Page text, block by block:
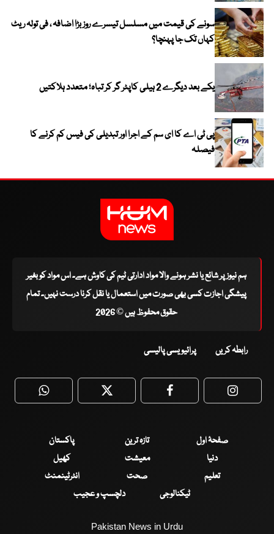
سونے کی قیمت میں مسلسل تیسرے روز بڑا اضافہ ، فی تولہ ریٹ
کہاں تک جا پہنچا؟
یکے بعد دیگرے 2 ہیلی کاپٹر گر کر تباہ؛ متعدد ہلاکتیں
پی ٹی اے کا ای سم کے اجرا اور تبدیلی کی فیس کم کرنے کا
فیصلہ
ہم نیوز پر شائع یا نشر ہونے والا مواد ادارتی ٹیم کی کاوش ہے۔ اس مواد کو بغیر
پیشگی اجازت کسی بھی صورت میں استعمال یا نقل کرنا درست نہیں۔ تمام
حقوق محفوظ ہیں © 2026
رابطہ کریں پرائیویسی پالیسی
WhatsApp Twitter Facebook
صفحۂ اول تازہ ترین
پاکستان
دنیا
معیشت
کھیل
تعلیم
صحت
انٹرٹینمنٹ
ٹیکنالوجی
دلچسپ و عجیب
Pakistan News in Urdu